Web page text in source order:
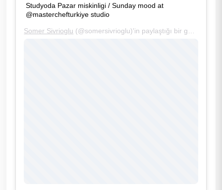
Studyoda Pazar miskinligi / Sunday mood at
@masterchefturkiye studio
Somer Sivrioglu (@somersivrioglu)'in paylaştığı bir gönderi (